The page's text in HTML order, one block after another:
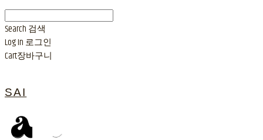
Search 검색
Log In 로그인
Cart장바구니
SAI